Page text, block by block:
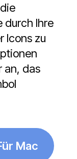
durch Ihre
Icons zu
an, das
Mac